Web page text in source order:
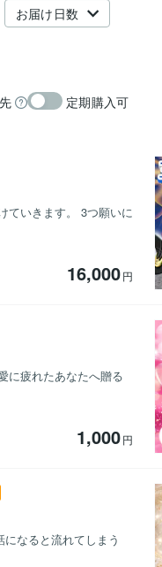
お届け日数
定期購入可
ていきます。 3つ願いに
16,000円
に疲れたあなたへ贈る
1,000円
なると流れてしまう